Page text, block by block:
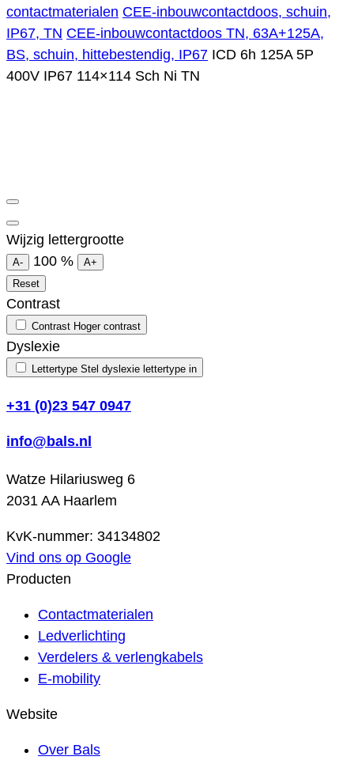
contactmaterialen CEE-inbouwcontactdoos, schuin,
IP67, TN CEE-inbouwcontactdoos TN, 63A+125A,
BS, schuin, hittebestendig, IP67 ICD 6h 125A 5P
400V IP67 114×114 Sch Ni TN
Wijzig lettergrootte
A- 100 %
A+
Reset
Contrast
Contrast Hoger contrast
Dyslexie
Lettertype Stel dyslexie lettertype in
+31 (0)23 547 0947
info@bals.nl
Watze Hilariusweg 6
2031 AA Haarlem
KvK-nummer: 34134802
Vind ons op Google
Producten
Contactmaterialen
Ledverlichting
Verdelers & verlengkabels
E-mobility
Website
Over Bals